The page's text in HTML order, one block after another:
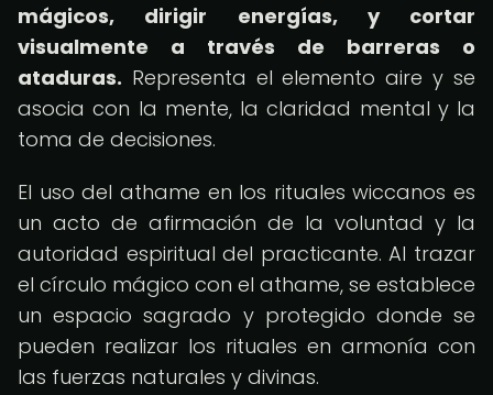
mágicos, dirigir energías, y cortar
visualmente a través de barreras o
ataduras. Representa el elemento aire y se
asocia con la mente, la claridad mental y la
toma de decisiones.
El uso del athame en los rituales wiccanos es
un acto de afirmación de la voluntad y la
autoridad espiritual del practicante. Al trazar
el círculo mágico con el athame, se establece
un espacio sagrado y protegido donde se
pueden realizar los rituales en armonía con
las fuerzas naturales y divinas.